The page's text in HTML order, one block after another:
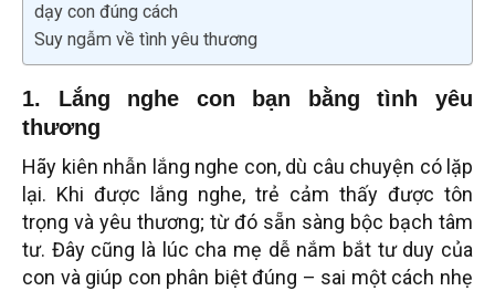
dạy con đúng cách
Suy ngẫm về tình yêu thương
1. Lắng nghe con bạn bằng tình yêu
thương
Hãy kiên nhẫn lắng nghe con, dù câu chuyện có lặp
lại. Khi được lắng nghe, trẻ cảm thấy được tôn
trọng và yêu thương; từ đó sẵn sàng bộc bạch tâm
tư. Đây cũng là lúc cha mẹ dễ nắm bắt tư duy của
con và giúp con phân biệt đúng – sai một cách nhẹ